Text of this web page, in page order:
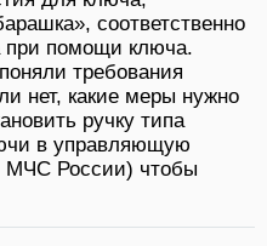
соответственно
при помощи ключа.
требования
нет, какие меры нужно
ручку типа
в управляющую
МЧС России) чтобы